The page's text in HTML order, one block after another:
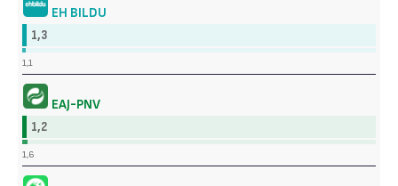
EH BILDU
1,3
1,1
EAJ-PNV
1,2
1,6